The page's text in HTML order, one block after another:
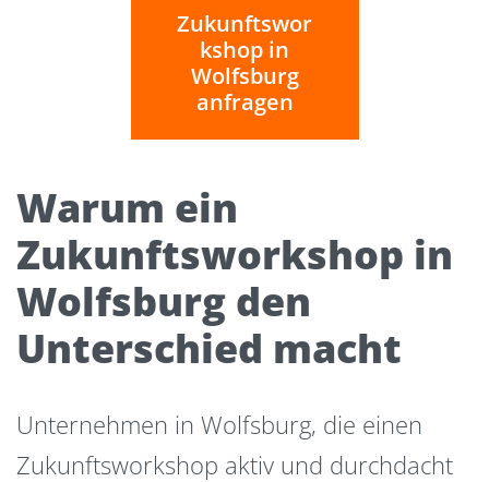
Zukunftswor
kshop in
Wolfsburg
anfragen
Warum ein
Zukunftsworkshop in
Wolfsburg den
Unterschied macht
Unternehmen in Wolfsburg, die einen
Zukunftsworkshop aktiv und durchdacht